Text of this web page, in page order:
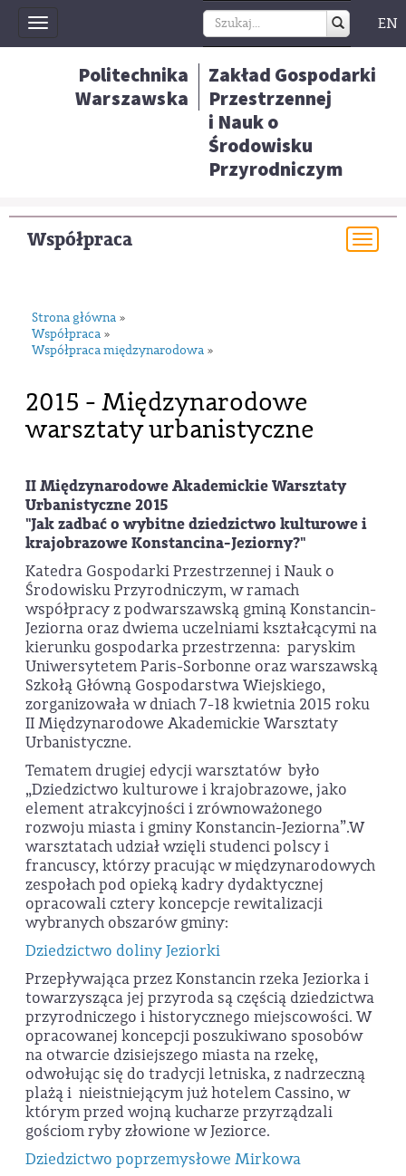
Toggle
navigation
EN
Politechnika
Warszawska
Zakład Gospodarki
Przestrzennej
i Nauk o
Środowisku
Przyrodniczym
Współpraca
Strona główna »
Współpraca »
Współpraca międzynarodowa »
2015 - Międzynarodowe
warsztaty urbanistyczne
II Międzynarodowe Akademickie Warsztaty
Urbanistyczne 2015
"Jak zadbać o wybitne dziedzictwo kulturowe i
krajobrazowe Konstancina-Jeziorny?"
Katedra Gospodarki Przestrzennej i Nauk o
Środowisku Przyrodniczym, w ramach
współpracy z podwarszawską gminą Konstancin-
Jeziorna oraz dwiema uczelniami kształcącymi na
kierunku gospodarka przestrzenna: paryskim
Uniwersytetem Paris-Sorbonne oraz warszawską
Szkołą Główną Gospodarstwa Wiejskiego,
zorganizowała w dniach 7-18 kwietnia 2015 roku
II Międzynarodowe Akademickie Warsztaty
Urbanistyczne.
Tematem drugiej edycji warsztatów było
„Dziedzictwo kulturowe i krajobrazowe, jako
element atrakcyjności i zrównoważonego
rozwoju miasta i gminy Konstancin-Jeziorna”.W
warsztatach udział wzięli studenci polscy i
francuscy, którzy pracując w międzynarodowych
zespołach pod opieką kadry dydaktycznej
opracowali cztery koncepcje rewitalizacji
wybranych obszarów gminy:
Dziedzictwo doliny Jeziorki
Przepływająca przez Konstancin rzeka Jeziorka i
towarzysząca jej przyroda są częścią dziedzictwa
przyrodniczego i historycznego miejscowości. W
opracowanej koncepcji poszukiwano sposobów
na otwarcie dzisiejszego miasta na rzekę,
odwołując się do tradycji letniska, z nadrzeczną
plażą i nieistniejącym już hotelem Cassino, w
którym przed wojną kucharze przyrządzali
gościom ryby złowione w Jeziorce.
Dziedzictwo poprzemysłowe Mirkowa